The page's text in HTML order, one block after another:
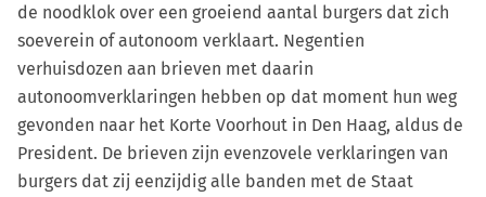
de noodklok over een groeiend aantal burgers dat zich
soeverein of autonoom verklaart. Negentien
verhuisdozen aan brieven met daarin
autonoomverklaringen hebben op dat moment hun weg
gevonden naar het Korte Voorhout in Den Haag, aldus de
President. De brieven zijn evenzovele verklaringen van
burgers dat zij eenzijdig alle banden met de Staat